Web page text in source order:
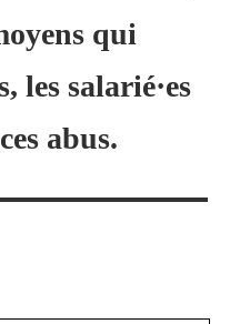
qui
les salarié·es
abus.